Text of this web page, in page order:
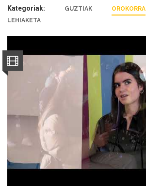
Kategoriak: GUZTIAK
OROKORRA
LEHIAKETA